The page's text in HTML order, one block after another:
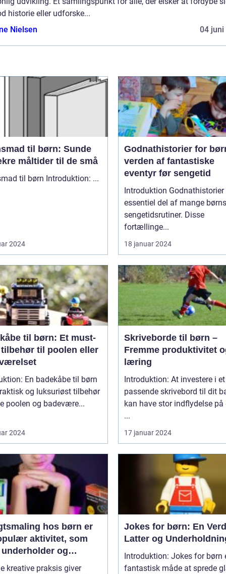
historie eller udforske...
Nielsen
04 juni
til børn: Sunde
måltider til de små
Aftensmad til børn Introduktion: ...
2024
Godnathistorier for
verden af fantastiske
eventyr før sengetid
Introduktion Godnathistorier er en
essentiel del af mange børns
sengetidsrutiner. Disse
fortællinge...
18 januar 2024
til børn: Et must-
til poolen eller
En badekåbe til børn
og luksuriøst tilbehør
poolen og badevære...
2024
Skriveborde til børn –
Fremme produktivitet
læring
Introduktion: At investere i et
passende skrivebord til dit
kan have stor indflydelse på
...
17 januar 2024
hos børn er
aktivitet, som
underholder og
de små
kreative praksis giver
Jokes for børn: En
Latter og
Introduktion: Jokes for børn
fantastisk måde at sprede